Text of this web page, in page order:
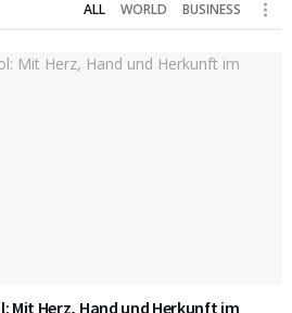
ALL WORLD BUSINESS
Mit Herz, Hand und Herkunft im